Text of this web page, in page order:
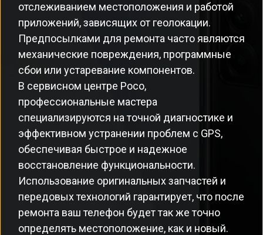
отслеживанием местоположения и работой
приложений, зависящих от геолокации.
Предпосылками для ремонта часто являются
механические повреждения, программные
сбои или устаревание компонентов.
В сервисном центре Poco,
профессиональные мастера
специализируются на точной диагностике и
эффективном устранении проблем с GPS,
обеспечивая быстрое и надежное
восстановление функциональности.
Использование оригинальных запчастей и
передовых технологий гарантирует, что после
ремонта ваш телефон будет так же точно
определять местоположение, как и новый.